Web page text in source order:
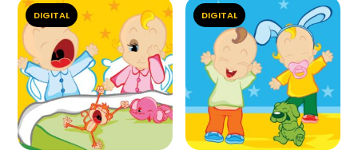
DIGITAL DIGITAL